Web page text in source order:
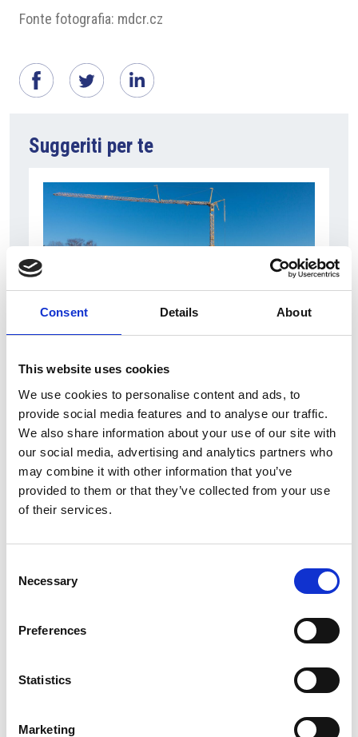
Consent Details About
This website uses cookies
We use cookies to personalise content and ads, to
provide social media features and to analyse our traffic.
We also share information about your use of our site with
our social media, advertising and analytics partners who
may combine it with other information that you’ve
provided to them or that they’ve collected from your use
of their services.
Selection
Necessary
Preferences
Statistics
Marketing
Fonte fotografia: mdcr.cz
Suggeriti per te
Nel primo semestre è aumentata fortemente la
costruzione di nuove abitazioni
Repubblica Ceca
La Škoda avvia la produzione del suo SUV Peaq